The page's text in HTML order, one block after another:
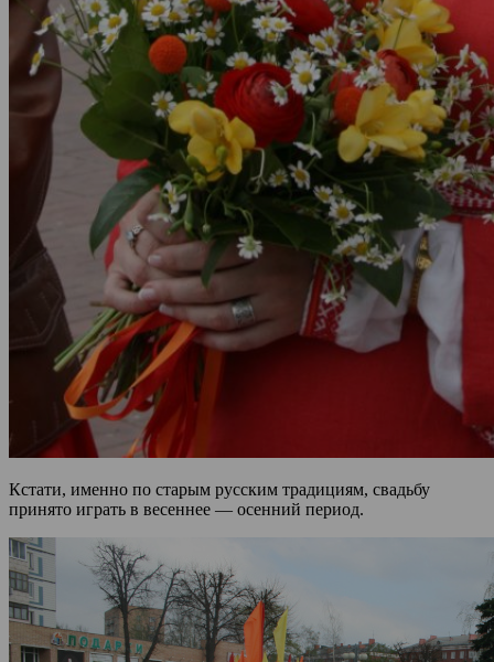
Кстати, именно по старым русским традициям, свадьбу
принято играть в весеннее — осенний период.